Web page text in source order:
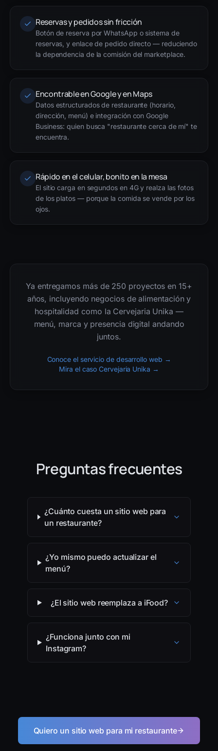
Reservas y pedidos sin fricción
Botón de reserva por WhatsApp o sistema de
reservas, y enlace de pedido directo — reduciendo
la dependencia de la comisión del marketplace.
Encontrable en Google y en Maps
Datos estructurados de restaurante (horario,
dirección, menú) e integración con Google
Business: quien busca "restaurante cerca de mí" te
encuentra.
Rápido en el celular, bonito en la mesa
El sitio carga en segundos en 4G y realza las fotos
de los platos — porque la comida se vende por los
ojos.
Ya entregamos más de 250 proyectos en 15+
años, incluyendo negocios de alimentación y
hospitalidad como la Cervejaria Unika —
menú, marca y presencia digital andando
juntos.
Conoce el servicio de desarrollo web →
Mira el caso Cervejaria Unika →
Preguntas frecuentes
¿Cuánto cuesta un sitio web para
un restaurante?
¿Yo mismo puedo actualizar el
menú?
¿El sitio web reemplaza a iFood?
¿Funciona junto con mi
Instagram?
Quiero un sitio web para mi restaurante